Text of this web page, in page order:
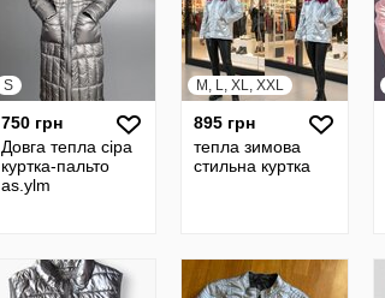
S
750 грн
Довга тепла сіра
куртка-пальто
as.ylm
M, L, XL, XXL
895 грн
тепла зимова
стильна куртка